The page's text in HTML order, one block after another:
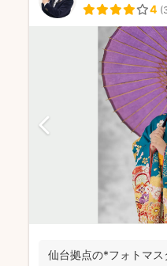
4 (
仙台拠点の*フォトマ